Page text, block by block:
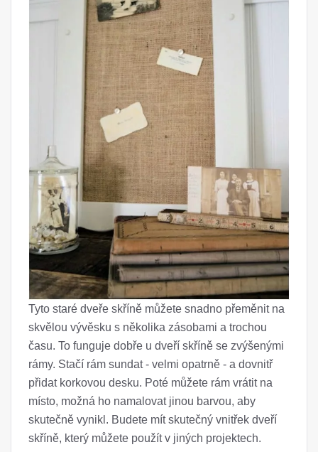
Tyto staré dveře skříně můžete snadno přeměnit na
skvělou vývěsku s několika zásobami a trochou
času. To funguje dobře u dveří skříně se zvýšenými
rámy. Stačí rám sundat - velmi opatrně - a dovnitř
přidat korkovou desku. Poté můžete rám vrátit na
místo, možná ho namalovat jinou barvou, aby
skutečně vynikl. Budete mít skutečný vnitřek dveří
skříně, který můžete použít v jiných projektech.